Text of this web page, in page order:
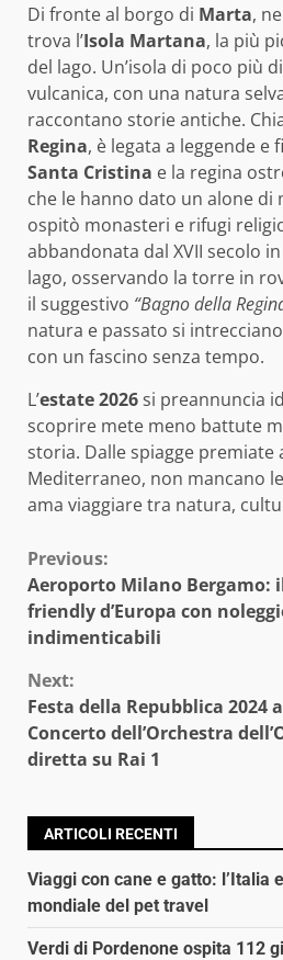
Di fronte al borgo di Marta,
trova l’Isola Martana, la più
del lago. Un’isola di poco più
vulcanica, con una natura
raccontano storie antiche.
Regina, è legata a leggende
Santa Cristina e la regina
che le hanno dato un alone di
ospitò monasteri e rifugi
abbandonata dal XVII secolo
lago, osservando la torre in
il suggestivo “Bagno della
natura e passato si
con un fascino senza tempo.
L’estate 2026si preannuncia
scoprire mete meno battute
storia. Dalle spiagge premiate
Mediterraneo, non mancano
ama viaggiare tra natura,
Continue
Reading
Previous:
Aeroporto Milano Bergamo:
friendly d’Europa con
indimenticabili
Next:
Festa della Repubblica 2024
Concerto dell’Orchestra
diretta su Rai 1
ARTICOLI RECENTI
Viaggi con cane e gatto: l’Italia
mondiale del pet travel
Verdi di Pordenone ospita 112